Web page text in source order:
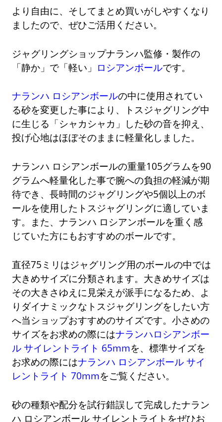
より自由に、そしてまとめ買いがしやすくなり
ましたので、ぜひご活用ください。
ジャグリングショップナランハ監修・製作の
「静か」で「軽い」 ロシアンボールです。
ナランハ ロシアンボールの中に使用されてい
る砂を変更した事により、トスジャグリング中
に生じる「シャカシャカ」した砂の音を抑え、
投げ心地はほぼそのままに軽量化しました。
ナランハ ロシアンボールの重量105グラムを90
グラムへ軽量化した事で腕への負担の軽減が期
待でき、長時間のジャグリングや5個以上のボ
ールを使用したトスジャグリングに適していま
す。また、ナランハ ロシアンボールを重く感
じていた方にもおすすめのボールです。
直径75ミリはジャグリング用のボールの中では
大きめサイズに分類されます。大きめサイズは
その大きさゆえに見栄えが派手になるため、よ
りダイナミックなトスジャグリングをしたい方
へ当ショップおすすめのサイズです。小さめの
サイズをお求めの際にはナランハロシアンボー
ル サイレントライト 65mmを、標準サイズを
お求めの際にはナランハ ロシアンボール サイ
レントライト 70mmをご覧ください。
砂の種類や配分を試行錯誤して完成したナラン
ハ ロシアンボール サイレントライトをぜひお